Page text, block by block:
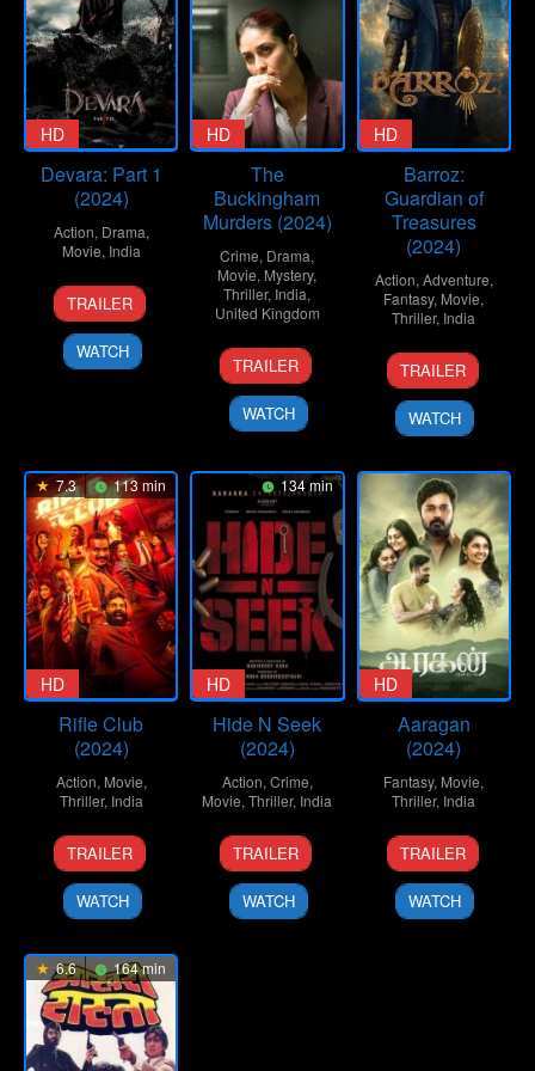
HD
Devara: Part 1
(2024)
Action, Drama,
Movie, India
26
Sep
2024
Koratala
Siva
TRAILER
WATCH
HD
The
Buckingham
Murders (2024)
Crime, Drama,
Movie, Mystery,
Thriller, India,
United Kingdom
13
Sep
2024
Hansal
Mehta
TRAILER
WATCH
HD
Barroz:
Guardian of
Treasures
(2024)
Action,Adventure,
Fantasy, Movie,
Thriller, India
25
Dec
2024
Mohanlal
TRAILER
WATCH
7.3 113 min
HD
Rifle Club
(2024)
Action, Movie,
Thriller, India
19
Dec
2024
Aashiq
Abu
TRAILER
WATCH
134 min
HD
Hide N Seek
(2024)
Action,Crime,
Movie,Thriller, India
20
Sep
2024
Basireddy
Rana
TRAILER
WATCH
HD
Aaragan
(2024)
Fantasy, Movie,
Thriller, India
4
Oct
2024
Arun
KR
TRAILER
WATCH
6.6 164 min